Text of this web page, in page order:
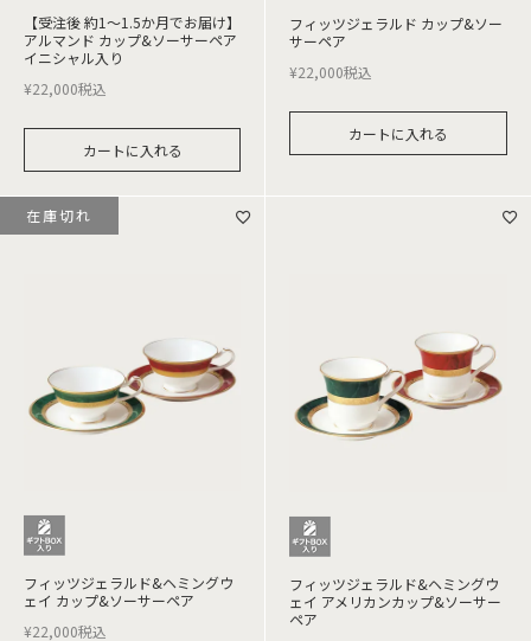
【受注後 約1～1.5か月でお届け】
アルマンド カップ&ソーサーペア
イニシャル入り
¥22,000税込
カートに入れる
フィッツジェラルド カップ&ソー
サーペア
¥22,000税込
カートに入れる
フィッツジェラルド&ヘミングウ
ェイ カップ&ソーサーペア
¥22,000税込
在庫切れ
フィッツジェラルド&ヘミングウ
ェイ アメリカンカップ&ソーサー
ペア